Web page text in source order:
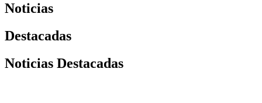
Noticias
Destacadas
Noticias Destacadas